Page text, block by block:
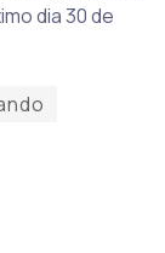
dia 30 de